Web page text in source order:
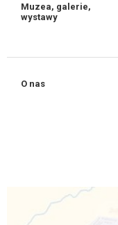
Muzea, galerie,
wystawy
O nas